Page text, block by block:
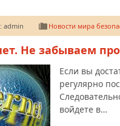
admin Новости мира
Не забываем
Если вы
регулярно
войдете в…